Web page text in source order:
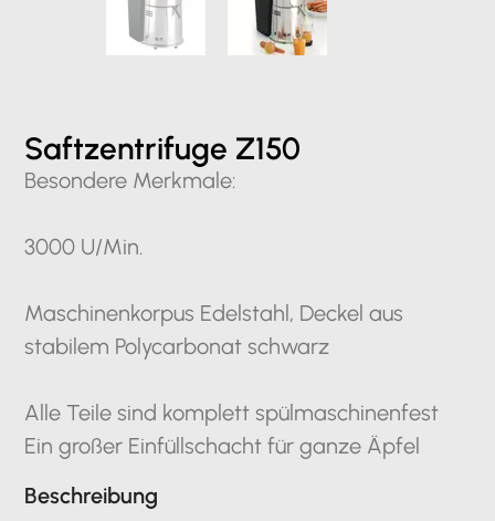
Saftzentrifuge Z150
Besondere Merkmale:
3000 U/Min.
Maschinenkorpus Edelstahl, Deckel aus
stabilem Polycarbonat schwarz
Alle Teile sind komplett spülmaschinenfest
Ein großer Einfüllschacht für ganze Äpfel
Beschreibung